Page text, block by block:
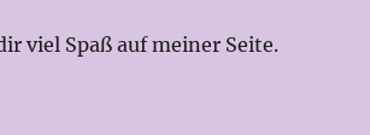
viel Spaß auf meiner Seite.